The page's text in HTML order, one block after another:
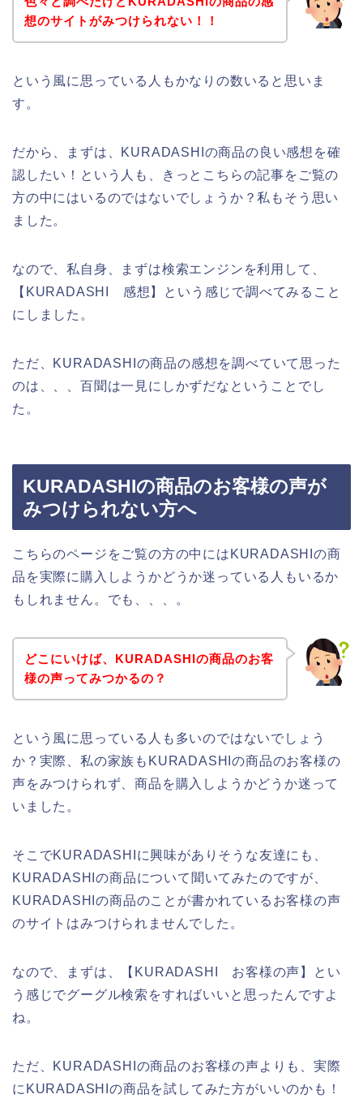
想のサイトがみつけられない！！
という風に思っている人もかなりの数いると思いま
す。
だから、まずは、KURADASHIの商品の良い感想を確
認したい！という人も、きっとこちらの記事をご覧の
方の中にはいるのではないでしょうか？私もそう思い
ました。
なので、私自身、まずは検索エンジンを利用して、
【KURADASHI 感想】という感じで調べてみること
にしました。
ただ、KURADASHIの商品の感想を調べていて思った
のは、、、百聞は一見にしかずだなということでし
た。
KURADASHIの商品のお客様の声が
みつけられない方へ
こちらのページをご覧の方の中にはKURADASHIの商
品を実際に購入しようかどうか迷っている人もいるか
もしれません。でも、、、。
どこにいけば、KURADASHIの商品のお客
様の声ってみつかるの？
という風に思っている人も多いのではないでしょう
か？実際、私の家族もKURADASHIの商品のお客様の
声をみつけられず、商品を購入しようかどうか迷って
いました。
そこでKURADASHIに興味がありそうな友達にも、
KURADASHIの商品について聞いてみたのですが、
KURADASHIの商品のことが書かれているお客様の声
のサイトはみつけられませんでした。
なので、まずは、【KURADASHI お客様の声】とい
う感じでグーグル検索をすればいいと思ったんですよ
ね。
ただ、KURADASHIの商品のお客様の声よりも、実際
にKURADASHIの商品を試してみた方がいいのかも！